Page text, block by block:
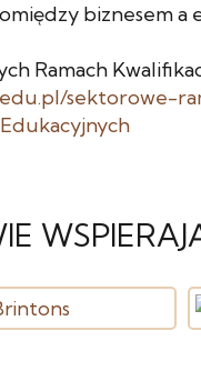
biznesem a
Ramach
sektorowe-